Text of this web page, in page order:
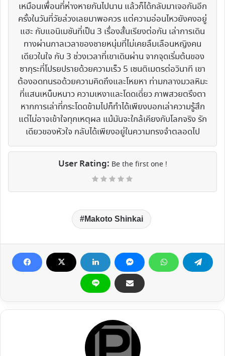
เหมือนเพื่อนที่ห่างหายกันไปนาน แล้วก็ได้กลับมาเจอกันอีก
ครั้งในวันที่วัยล่วงเลยมาพอควร แต่ความอ่อนไหวยังคงอยู่
แฮะ กับแอนิเมชันที่เป็น 3 เรื่องสั้นเรียงต่อกัน เล่าการเดิน
ทางผ่านกาลเวลาของชายหนุ่มที่ไม่เคยลืมเลือนหญิงคน
เดียวในใจ กับ 3 ช่วงเวลาที่เขาเดินผ่าน จากจุดเริ่มต้นของ
ซากุระที่โปรยปรายด้วยความเร็ว 5 เซนติเมตรต่อวินาที เขา
ต้องอดทนรอด้วยความคิดถึงและโหยหา ท่ามกลางมวลหิมะ
ที่แสนเหน็บหนาว ความเหงาและโดดเดี่ยว ภาพสวยตรึงตา
หากการเล่าที่กระโดดข้ามไปก็ทำได้เพียงบอกเล่าความรู้สึก
แต่ไม่อาจเข้าใจทุกเหตุผล แม้มันจะใกล้เคียงกับโลกจริง รัก
เดียวของหัวใจ กลับได้เพียงอยู่ในความทรงจำตลอดไป
User Rating: Be the first one !
Makoto Shinkai